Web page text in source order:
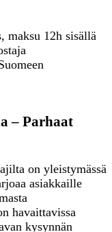
maksu 12h sisällä
– Parhaat
on yleistymässä
asiakkaille
havaittavissa
kysynnän